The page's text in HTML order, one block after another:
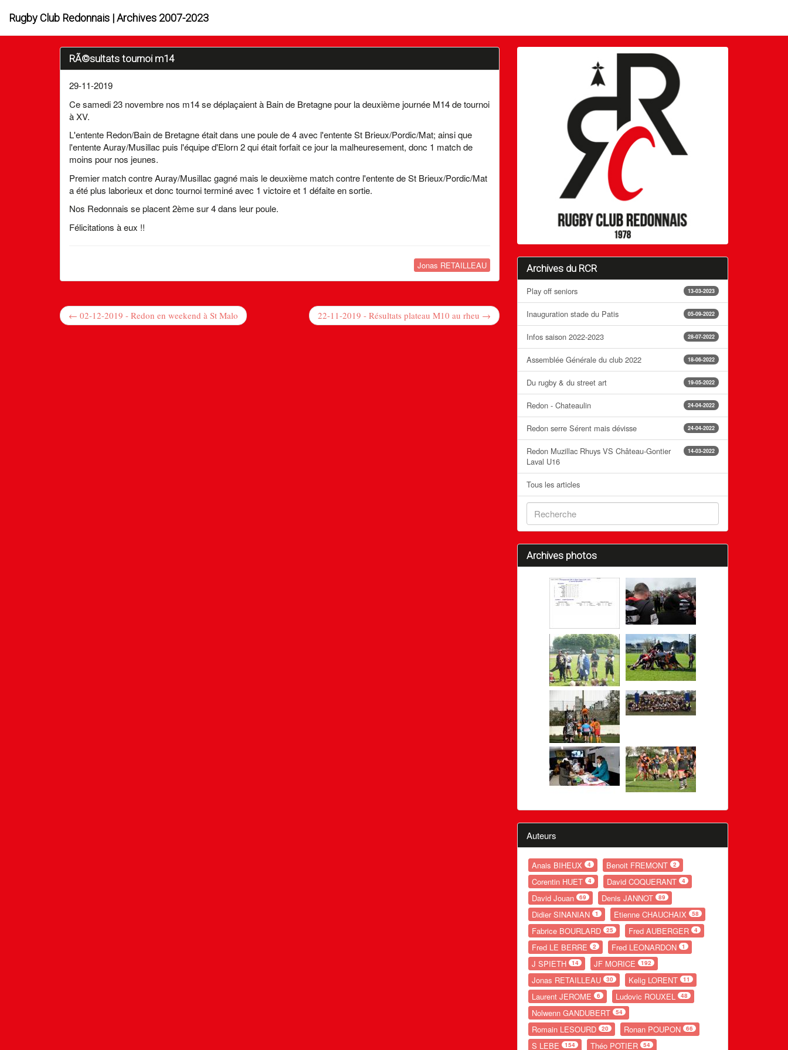
Rugby Club Redonnais | Archives 2007-2023
RÃ©sultats tournoi m14
29-11-2019
Ce samedi 23 novembre nos m14 se déplaçaient à Bain de Bretagne pour la deuxième journée M14 de tournoi
à XV.
L'entente Redon/Bain de Bretagne était dans une poule de 4 avec l'entente St Brieux/Pordic/Mat; ainsi que
l'entente Auray/Musillac puis l'équipe d'Elorn 2 qui était forfait ce jour la malheuresement, donc 1 match de
moins pour nos jeunes.
Premier match contre Auray/Musillac gagné mais le deuxième match contre l'entente de St Brieux/Pordic/Mat
a été plus laborieux et donc tournoi terminé avec 1 victoire et 1 défaite en sortie.
Nos Redonnais se placent 2ème sur 4 dans leur poule.
Félicitations à eux !!
Jonas RETAILLEAU
← 02-12-2019 - Redon en weekend à St Malo 22-11-2019 - Résultats plateau M10 au rheu →
Archives du RCR
13-03-2023
Play off seniors
05-09-2022
Inauguration stade du Patis
28-07-2022
Infos saison 2022-2023
18-06-2022
Assemblée Générale du club 2022
19-05-2022
Du rugby & du street art
24-04-2022
Redon - Chateaulin
24-04-2022
Redon serre Sérent mais dévisse
14-03-2022
Redon Muzillac Rhuys VS Château-Gontier
Laval U16
Tous les articles
Archives photos
Auteurs
Anais BIHEUX 4 Benoit FREMONT 2
Corentin HUET 4 David COQUERANT 4
David Jouan 69 Denis JANNOT 89
Didier SINANIAN 1 Etienne CHAUCHAIX 58
Fabrice BOURLARD 25 Fred AUBERGER 4
Fred LE BERRE 2 Fred LEONARDON 1
J SPIETH 14 JF MORICE 192
Jonas RETAILLEAU 30 Kelig LORENT 11
Laurent JEROME 6 Ludovic ROUXEL 48
Nolwenn GANDUBERT 54
Romain LESOURD 20 Ronan POUPON 66
S LEBE 154 Théo POTIER 54